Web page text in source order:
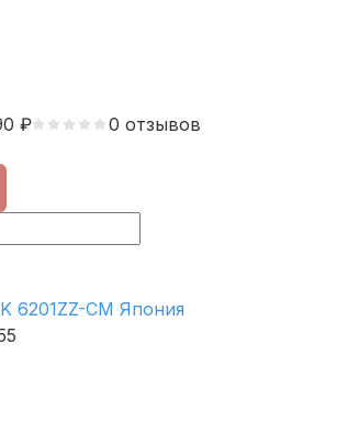
₽
0 отзывов
6201ZZ-CM Япония